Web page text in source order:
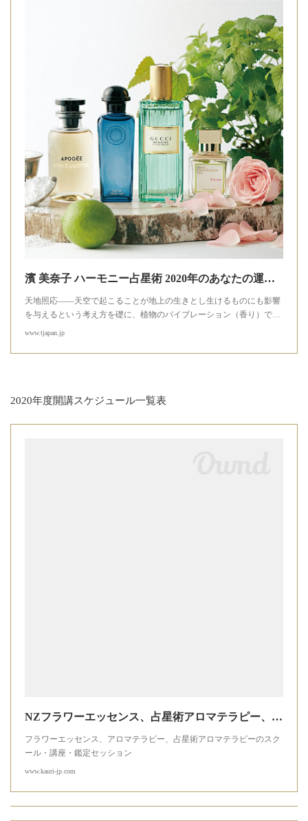
濱 美奈子 ハーモニー占星術 2020年のあなたの運勢と 開運フレグランス - T JAPAN:The New York Times Style Magazine 公式サイト
天地照応――天空で起こることが地上の生きとし生けるものにも影響
を与えるという考え方を礎に、植物のバイブレーション（香り）で…
www.tjapan.jp
2020年度開講スケジュール一覧表
NZフラワーエッセンス、占星術アロマテラピー、サトルアロマテラピーのスクール・講座・カウンセリングセッションkauri holistic healing
フラワーエッセンス、アロマテラピー、占星術アロマテラピーのスク
ール・講座・鑑定セッション
www.kauri-jp.com